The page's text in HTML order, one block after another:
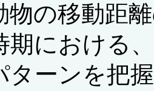
物の移動距
期における
ターンを把